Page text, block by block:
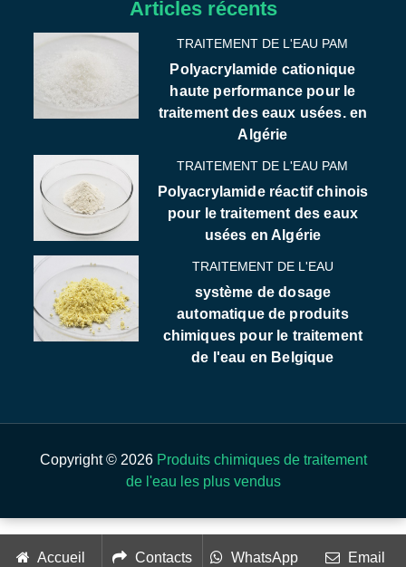
Articles récents
TRAITEMENT DE L'EAU PAM
Polyacrylamide cationique
haute performance pour le
traitement des eaux usées. en
Algérie
TRAITEMENT DE L'EAU PAM
Polyacrylamide réactif chinois
pour le traitement des eaux
usées en Algérie
TRAITEMENT DE L'EAU
système de dosage
automatique de produits
chimiques pour le traitement
de l'eau en Belgique
Copyright © 2026 Produits chimiques de traitement
de l'eau les plus vendus
Accueil Contacts WhatsApp Email